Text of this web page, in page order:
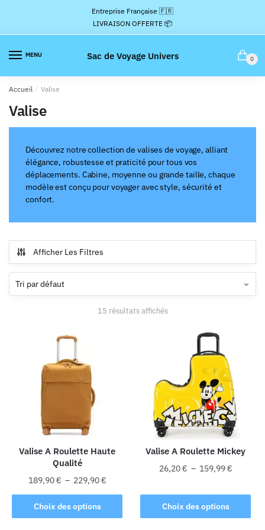
la
navigation
contenu
Entreprise Française 🇫🇷
LIVRAISON OFFERTE 📦
MENU Sac de Voyage Univers 0
Accueil / Valise
Valise
Découvrez notre collection de valises de voyage, alliant
élégance, robustesse et praticité pour tous vos
déplacements. Cabine, moyenne ou grande taille, chaque
modèle est conçu pour voyager avec style, sécurité et
confort.
Afficher Les Filtres
15 résultats affichés
Valise A Roulette Haute
Qualité
189,90€ – 229,90€Plage
de
189,90 €
Choix des options
produit
Valise A Roulette Mickey
26,20€ – 159,99€Plage
prix :
à
Choix des options
produit
a